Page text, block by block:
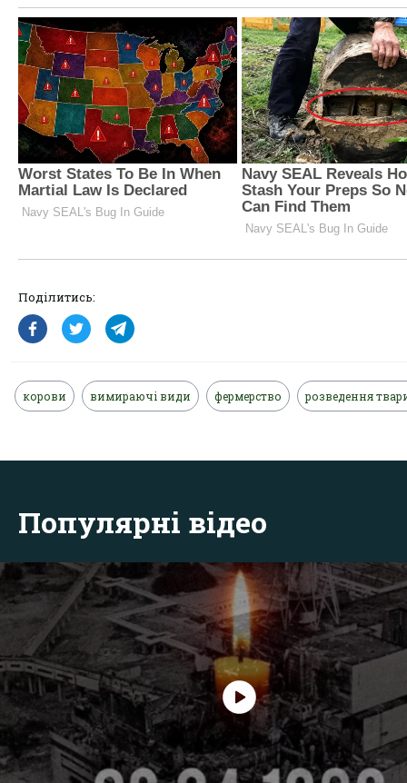
Поділитись:
корови вимираючі види фермерство розведення
Популярні відео